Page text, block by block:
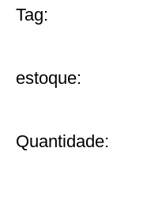
Tag:
estoque:
Quantidade: